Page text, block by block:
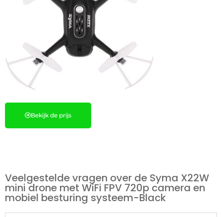
Bekijk de prijs
Veelgestelde vragen over de Syma X22W
mini drone met WiFi FPV 720p camera en
mobiel besturing systeem-Black